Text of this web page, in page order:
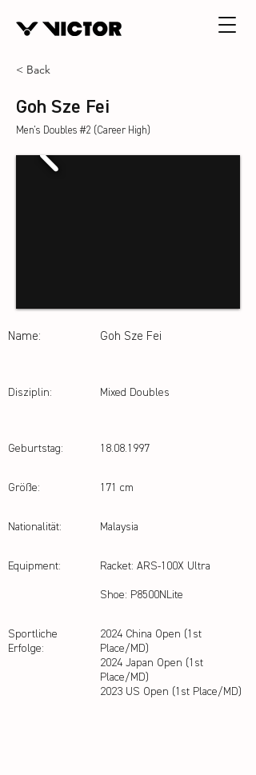
< Back
Goh Sze Fei
Men's Doubles #2 (Career High)
Name: Goh Sze Fei
Disziplin: Mixed Doubles
Geburtstag:
Größe:
Nationalität:
Equipment:
Sportliche
Erfolge:
18.08.1997
171 cm
Malaysia
Racket: ARS-100X Ultra
Shoe: P8500NLite
2024 China Open (1st
Place/MD)
2024 Japan Open (1st
Place/MD)
2023 US Open (1st Place/MD)